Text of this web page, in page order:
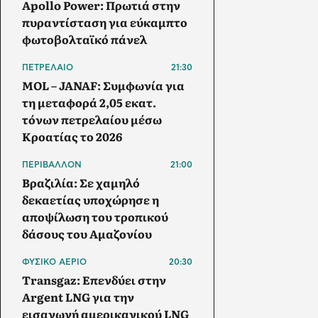
Apollo Power: Πρωτιά στην
πυραντίσταση για εύκαμπτο
φωτοβολταϊκό πάνελ
ΠΕΤΡΕΛΑΙΟ 21:30
MOL – JANAF: Συμφωνία για
τη μεταφορά 2,05 εκατ.
τόνων πετρελαίου μέσω
Κροατίας το 2026
ΠΕΡΙΒΑΛΛΟΝ 21:00
Βραζιλία: Σε χαμηλό
δεκαετίας υποχώρησε η
αποψίλωση του τροπικού
δάσους του Αμαζονίου
ΦΥΣΙΚΟ ΑΕΡΙΟ 20:30
Transgaz: Επενδύει στην
Argent LNG για την
εισαγωγή αμερικανικού LNG